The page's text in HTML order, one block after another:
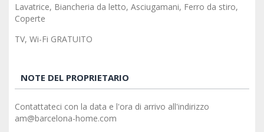
Lavatrice, Biancheria da letto, Asciugamani, Ferro da stiro,
Coperte
TV, Wi-Fi GRATUITO
NOTE DEL PROPRIETARIO
Contattateci con la data e l'ora di arrivo all'indirizzo
am@barcelona-home.com